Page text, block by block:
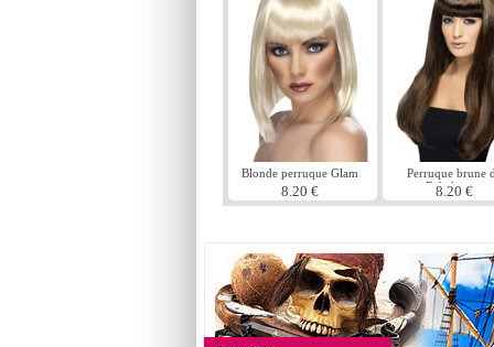
Blonde perruque Glam
8.20 €
Perruque brune
Babelicious
8.20 €